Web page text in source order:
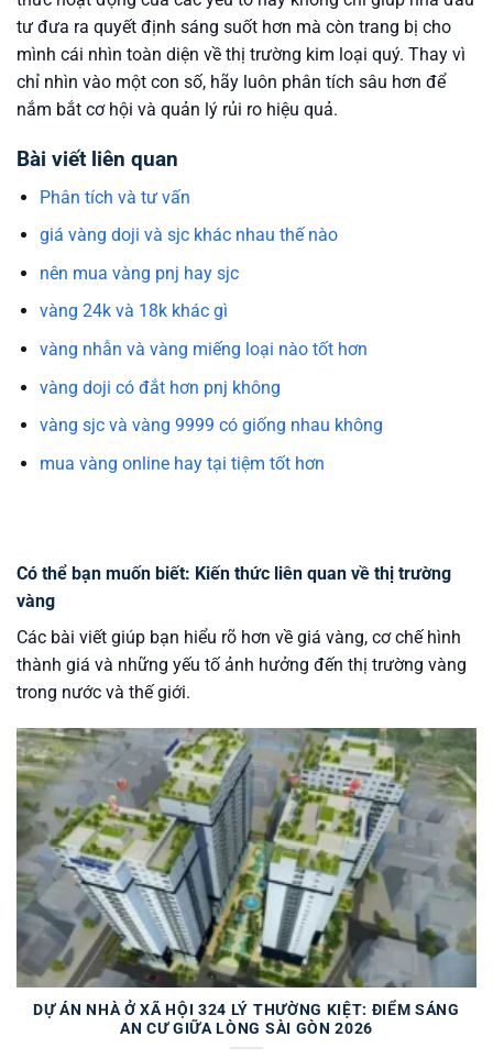
tư đưa ra quyết định sáng suốt hơn mà còn trang bị cho
mình cái nhìn toàn diện về thị trường kim loại quý. Thay vì
chỉ nhìn vào một con số, hãy luôn phân tích sâu hơn để
nắm bắt cơ hội và quản lý rủi ro hiệu quả.
Bài viết liên quan
Phân tích và tư vấn
giá vàng doji và sjc khác nhau thế nào
nên mua vàng pnj hay sjc
vàng 24k và 18k khác gì
vàng nhẫn và vàng miếng loại nào tốt hơn
vàng doji có đắt hơn pnj không
vàng sjc và vàng 9999 có giống nhau không
mua vàng online hay tại tiệm tốt hơn
Có thể bạn muốn biết: Kiến thức liên quan về thị trường
vàng
Các bài viết giúp bạn hiểu rõ hơn về giá vàng, cơ chế hình
thành giá và những yếu tố ảnh hưởng đến thị trường vàng
trong nước và thế giới.
DỰ ÁN NHÀ Ở XÃ HỘI 324 LÝ THƯỜNG KIỆT: ĐIỂM SÁNG
AN CƯ GIỮA LÒNG SÀI GÒN 2026